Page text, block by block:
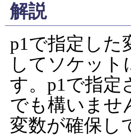
解説
p1で指定した
してソケット
す。p1で指定
でも構いませ
変数が確保し